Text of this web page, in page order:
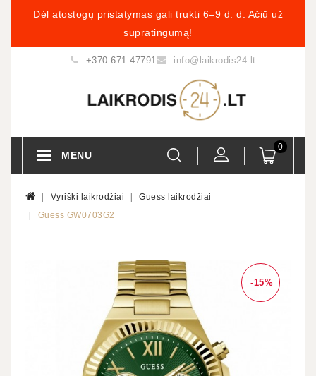
Dėl atostogų pristatymas gali trukti 6–9 d. d. Ačiū už
supratingumą!
+370 671 47791 info@laikrodis24.lt
0
MENU
Vyriški laikrodžiai
Guess laikrodžiai
Guess GW0703G2
-15%